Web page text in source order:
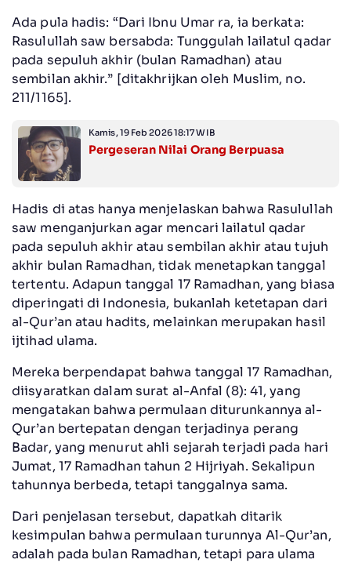
Ada pula hadis: “Dari Ibnu Umar ra, ia berkata:
Rasulullah saw bersabda: Tunggulah lailatul qadar
pada sepuluh akhir (bulan Ramadhan) atau
sembilan akhir.” [ditakhrijkan oleh Muslim, no.
211/1165].
Kamis, 19 Feb 2026 18:17 WIB
Pergeseran Nilai Orang Berpuasa
Hadis di atas hanya menjelaskan bahwa Rasulullah
saw menganjurkan agar mencari lailatul qadar
pada sepuluh akhir atau sembilan akhir atau tujuh
akhir bulan Ramadhan, tidak menetapkan tanggal
tertentu. Adapun tanggal 17 Ramadhan, yang biasa
diperingati di Indonesia, bukanlah ketetapan dari
al-Qur’an atau hadits, melainkan merupakan hasil
ijtihad ulama.
Mereka berpendapat bahwa tanggal 17 Ramadhan,
diisyaratkan dalam surat al-Anfal (8): 41, yang
mengatakan bahwa permulaan diturunkannya al-
Qur’an bertepatan dengan terjadinya perang
Badar, yang menurut ahli sejarah terjadi pada hari
Jumat, 17 Ramadhan tahun 2 Hijriyah. Sekalipun
tahunnya berbeda, tetapi tanggalnya sama.
Dari penjelasan tersebut, dapatkah ditarik
kesimpulan bahwa permulaan turunnya Al-Qur’an,
adalah pada bulan Ramadhan, tetapi para ulama